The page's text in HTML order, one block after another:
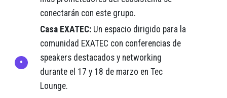
conectarán con este grupo.
Casa EXATEC: Un espacio dirigido para la
comunidad EXATEC con conferencias de
speakers destacados y networking
durante el 17 y 18 de marzo en Tec
Lounge.